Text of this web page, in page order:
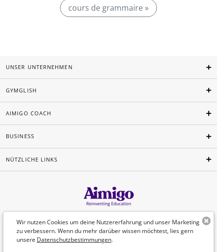
cours de grammaire »
Wir nutzen Cookies um deine Nutzererfahrung und unser Marketing
zu verbessern. Wenn du mehr darüber wissen möchtest, lies gern
unsere Datenschutzbestimmungen.
UNSER UNTERNEHMEN
GYMGLISH
AIMIGO COACH
BUSINESS
NÜTZLICHE LINKS
Deutsch
©Aimigo 2026